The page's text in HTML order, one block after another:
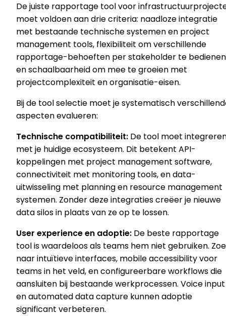
De juiste rapportage tool voor
moet voldoen aan drie criteria: naadloze integratie
met bestaande technische systemen en project
management tools, flexibiliteit om verschillende
rapportage-behoeften per stakeholder te
en schaalbaarheid om mee te groeien met
projectcomplexiteit en organisatie-eisen.
Bij de tool selectie moet je systematisch
aspecten evalueren:
Technische compatibiliteit: De tool moet
met je huidige ecosysteem. Dit betekent API-
koppelingen met project management software,
connectiviteit met monitoring tools, en data-
uitwisseling met planning en resource management
systemen. Zonder deze integraties creëer je nieuwe
data silos in plaats van ze op te lossen.
User experience en adoptie: De beste rapportage
tool is waardeloos als teams hem niet gebruiken.
naar intuïtieve interfaces, mobile accessibility voor
teams in het veld, en configureerbare workflows die
aansluiten bij bestaande werkprocessen. Voice input
en automated data capture kunnen adoptie
significant verbeteren.